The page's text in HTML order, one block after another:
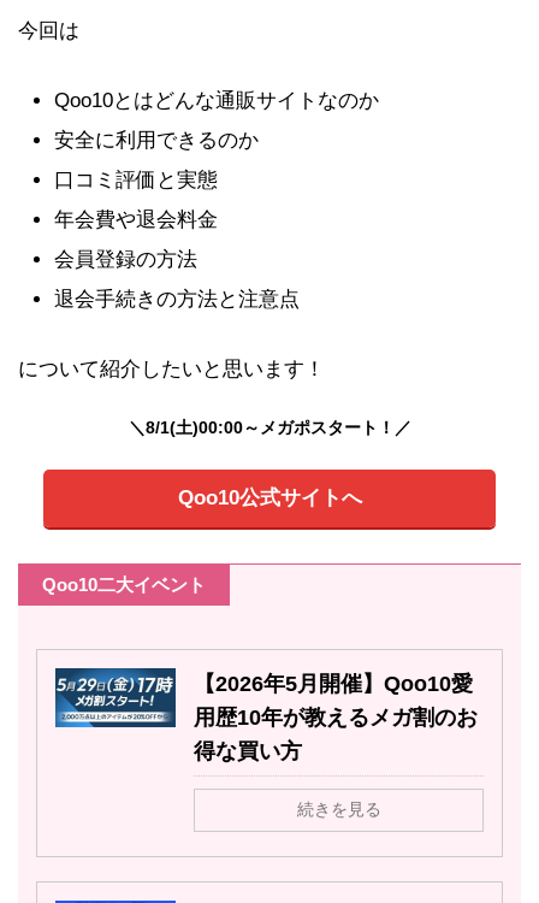
今回は
Qoo10とはどんな通販サイトなのか
安全に利用できるのか
口コミ評価と実態
年会費や退会料金
会員登録の方法
退会手続きの方法と注意点
について紹介したいと思います！
＼8/1(土)00:00～メガポスタート！／
Qoo10公式サイトへ
Qoo10二大イベント
【2026年5月開催】Qoo10愛
用歴10年が教えるメガ割のお
得な買い方
続きを見る